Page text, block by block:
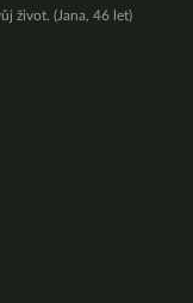
život. (Jana, 46 let)